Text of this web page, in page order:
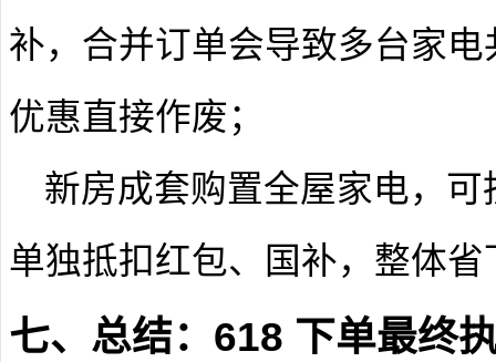
补，合并订单会导致多台家
优惠直接作废；
新房成套购置全屋家电，
单独抵扣红包、国补，整体
七、总结：618 下单最终